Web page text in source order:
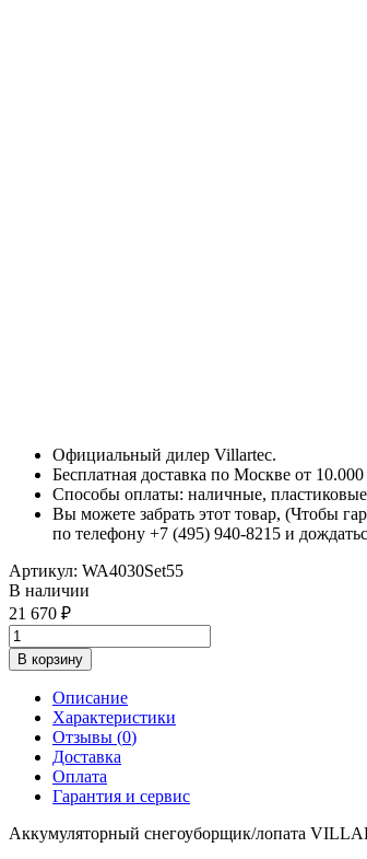
Официальный дилер Villartec.
Бесплатная доставка по Москве от 10.000
Способы оплаты: наличные,
Вы можете забрать этот товар, (Чтобы
по телефону +7 (495) 940-8215 и
Артикул: WA4030Set55
В наличии
21 670
В корзину
Описание
Характеристики
Отзывы (0)
Доставка
Оплата
Гарантия и сервис
Аккумуляторный снегоуборщик/лопата